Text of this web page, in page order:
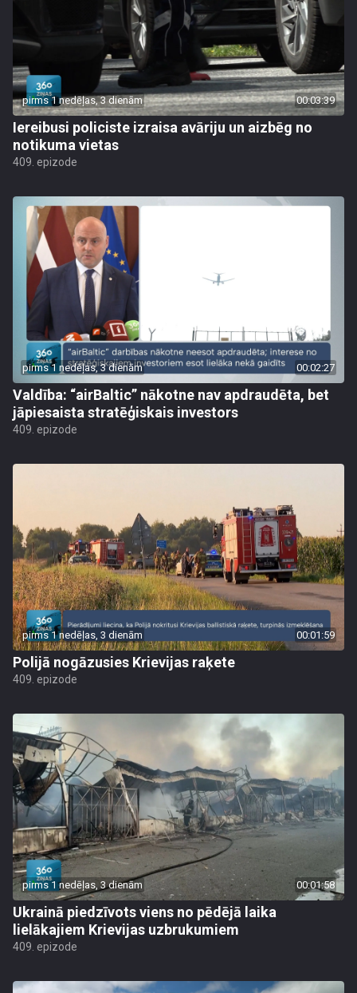
pirms 1 nedēļas, 3 dienām 00:03:39
Iereibusi policiste izraisa avāriju un aizbēg no
notikuma vietas
409. epizode
pirms 1 nedēļas, 3 dienām 00:02:27
Valdība: “airBaltic” nākotne nav apdraudēta, bet
jāpiesaista stratēģiskais investors
409. epizode
pirms 1 nedēļas, 3 dienām 00:01:59
Polijā nogāzusies Krievijas raķete
409. epizode
pirms 1 nedēļas, 3 dienām 00:01:58
Ukrainā piedzīvots viens no pēdējā laika
lielākajiem Krievijas uzbrukumiem
409. epizode